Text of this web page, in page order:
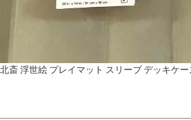
北斎 浮世絵 プレイマット スリーブ デッキケ